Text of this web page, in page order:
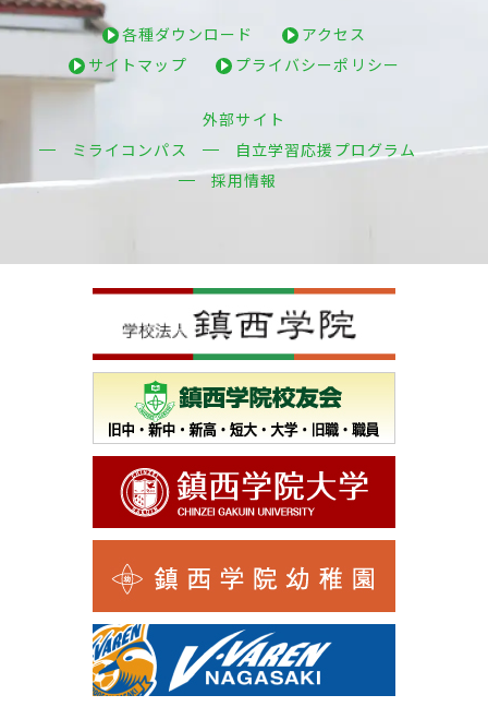
各種ダウンロード
アクセス
サイトマップ
プライバシーポリシー
外部サイト
ミライコンパス
自立学習応援プログラム
採用情報